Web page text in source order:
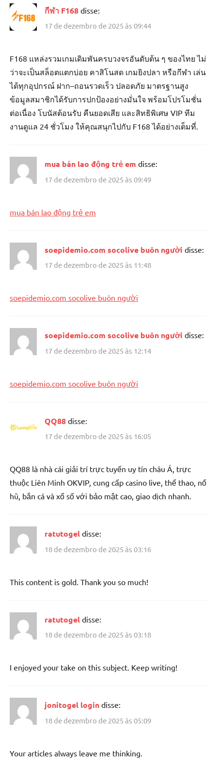
กีฬา F168 disse:
17 de dezembro de 2025 às 09:44
F168 แหล่งรวมเกมเดิมพันครบวงจรอันดับต้น ๆ ของไทย ไม่
ว่าจะเป็นสล็อตแตกบ่อย คาสิโนสด เกมยิงปลา หรือกีฬา เล่น
ได้ทุกอุปกรณ์ ฝาก–ถอนรวดเร็ว ปลอดภัย มาตรฐานสูง
ข้อมูลสมาชิกได้รับการปกป้องอย่างมั่นใจ พร้อมโปรโมชั่น
ต่อเนื่อง โบนัสต้อนรับ คืนยอดเสีย และสิทธิพิเศษ VIP ทีม
งานดูแล 24 ชั่วโมง ให้คุณสนุกไปกับ F168 ได้อย่างเต็มที่.
mua bán lao động trẻ em disse:
17 de dezembro de 2025 às 09:49
mua bán lao động trẻ em
soepidemio.com socolive buôn người disse:
17 de dezembro de 2025 às 11:48
soepidemio.com socolive buôn người
soepidemio.com socolive buôn người disse:
17 de dezembro de 2025 às 12:14
soepidemio.com socolive buôn người
QQ88 disse:
17 de dezembro de 2025 às 16:05
QQ88 là nhà cái giải trí trực tuyến uy tín châu Á, trực
thuộc Liên Minh OKVIP, cung cấp casino live, thể thao, nổ
hũ, bắn cá và xổ số với bảo mật cao, giao dịch nhanh.
ratutogel disse:
18 de dezembro de 2025 às 03:16
This content is gold. Thank you so much!
ratutogel disse:
18 de dezembro de 2025 às 03:18
I enjoyed your take on this subject. Keep writing!
jonitogel login disse:
18 de dezembro de 2025 às 05:09
Your articles always leave me thinking.